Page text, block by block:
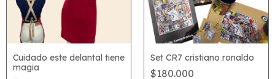
Cuidado este delantal tiene
magia
Set CR7 cristiano ronaldo
$180.000